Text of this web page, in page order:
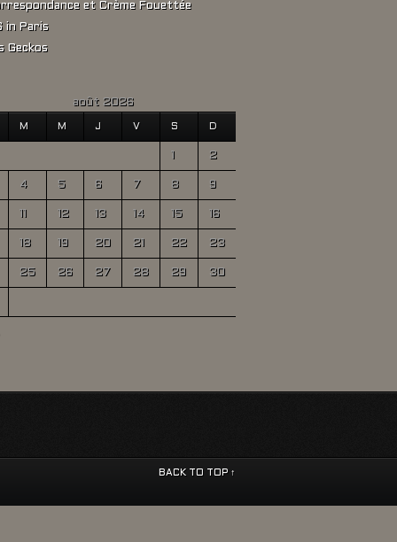
et Crème Fouettée
in Paris
Geckos
août 2026
M M J V S D
1 2
4 5 6 7 8 9
11 12 13 14 15 16
18 19 20 21 22 23
25 26 27 28 29 30
BACK TO TOP ↑